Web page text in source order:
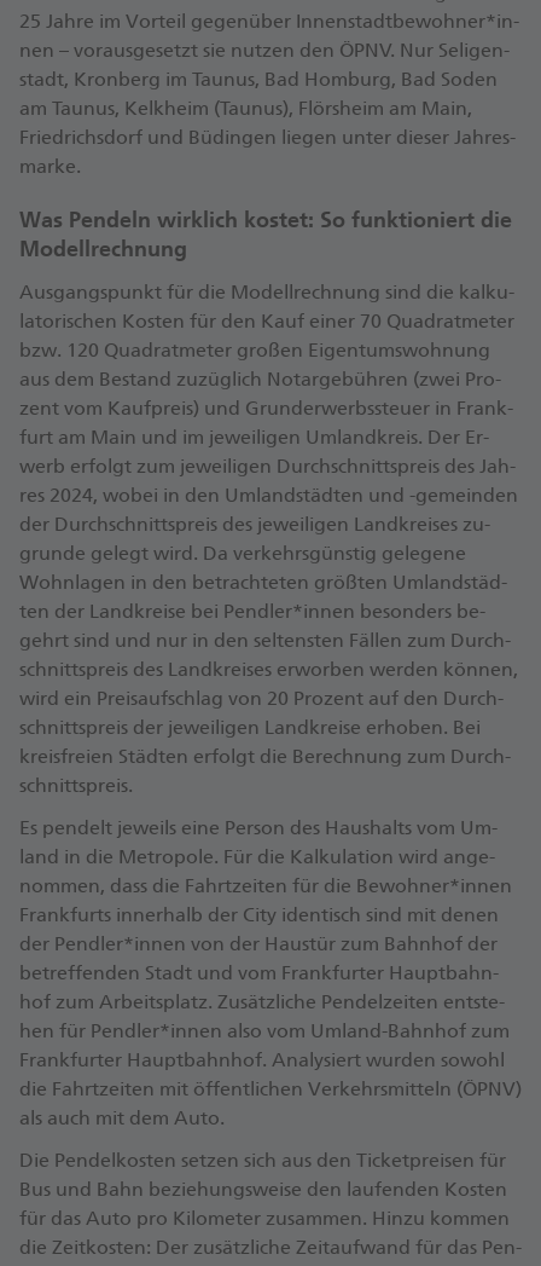
25 Jah­re im Vor­teil ge­gen­über In­nen­stadt­be­woh­ner*in­
nen – vor­aus­ge­setzt sie nut­zen den ÖPNV. Nur Se­li­gen­
stadt, Kron­berg im Tau­nus, Bad Hom­burg, Bad So­den
am Tau­nus, Kelk­heim (Tau­nus), Flörs­heim am Main,
Fried­richs­dorf und Bü­din­gen lie­gen un­ter die­ser Jah­res­
mar­ke.
Was Pen­deln wirk­lich kos­tet: So funk­tio­niert die
Mo­dell­rech­nung
Aus­gangs­punkt für die Mo­dell­rech­nung sind die kal­ku­
la­to­ri­schen Kos­ten für den Kauf ei­ner 70 Qua­drat­me­ter
bzw. 120 Qua­drat­me­ter gro­ßen Ei­gen­tums­woh­nung
aus dem Be­stand zu­züg­lich No­tar­ge­büh­ren (zwei Pro­
zent vom Kauf­preis) und Grund­er­werbs­steu­er in Frank­
furt am Main und im je­wei­li­gen Um­land­kreis. Der Er­
werb er­folgt zum je­wei­li­gen Durch­schnitts­preis des Jah­
res 2024, wo­bei in den Um­land­städ­ten und -ge­mein­den
der Durch­schnitts­preis des je­wei­li­gen Land­krei­ses zu­
grun­de ge­legt wird. Da ver­kehrs­güns­tig ge­le­ge­ne
Wohn­la­gen in den be­trach­te­ten grö­ß­ten Um­land­städ­
ten der Land­krei­se bei Pend­ler*in­nen be­son­ders be­
gehrt sind und nur in den sel­tens­ten Fäl­len zum Durch­
schnitts­preis des Land­krei­ses er­wor­ben wer­den kön­nen,
wird ein Preis­auf­schlag von 20 Pro­zent auf den Durch­
schnitts­preis der je­wei­li­gen Land­krei­se er­ho­ben. Bei
kreis­frei­en Städ­ten er­folgt die Be­rech­nung zum Durch­
schnitts­preis.
Es pen­delt je­weils ei­ne Per­son des Haus­halts vom Um­
land in die Me­tro­po­le. Für die Kal­ku­la­ti­on wird an­ge­
nom­men, dass die Fahrt­zei­ten für die Be­woh­ner*in­nen
Frank­furts in­ner­halb der Ci­ty iden­tisch sind mit de­nen
der Pend­ler*in­nen von der Haus­tür zum Bahn­hof der
be­tref­fen­den Stadt und vom Frank­fur­ter Haupt­bahn­
hof zum Ar­beits­platz. Zu­sätz­li­che Pen­del­zei­ten ent­ste­
hen für Pend­ler*in­nen al­so vom Um­land-Bahn­hof zum
Frank­fur­ter Haupt­bahn­hof. Ana­ly­siert wur­den so­wohl
die Fahrt­zei­ten mit öf­fent­li­chen Ver­kehrs­mit­teln (ÖPNV)
als auch mit dem Au­to.
Die Pen­del­kos­ten set­zen sich aus den Ti­cket­prei­sen für
Bus und Bahn be­zie­hungs­wei­se den lau­fen­den Kos­ten
für das Au­to pro Ki­lo­me­ter zu­sam­men. Hin­zu kom­men
die Zeit­kos­ten: Der zu­sätz­li­che Zeit­auf­wand für das Pen­